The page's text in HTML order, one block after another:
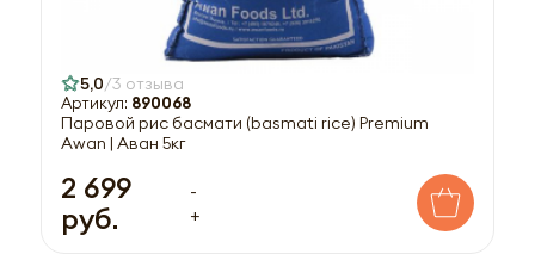
5,0 3 отзыва
Артикул: 890068
Паровой рис басмати (basmati rice) Premium
Awan | Аван 5кг
2 699
руб.
-
+